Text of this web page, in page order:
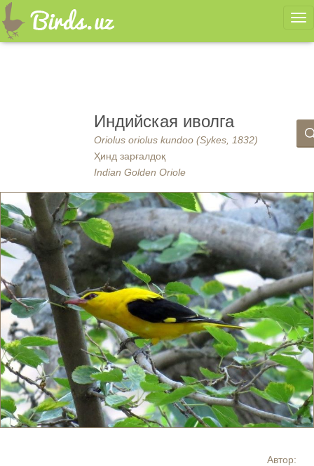
Индийская иволга
Oriolus oriolus kundoo (Sykes, 1832)
Ҳинд зарғалдоқ
Indian Golden Oriole
Автор: